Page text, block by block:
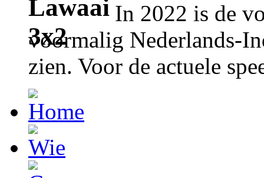
In 2022 is de
voormalig Nederlands-
zien. Voor de actuele